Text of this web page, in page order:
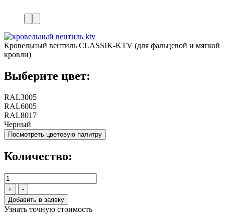
Кровельный вентиль CLASSIK-KTV (для фальцевой и мягкой
кровли)
Выберите цвет:
RAL3005
RAL6005
RAL8017
Черный
Посмотреть цветовую палитру
Количество:
+ -
Узнать точную стоимость